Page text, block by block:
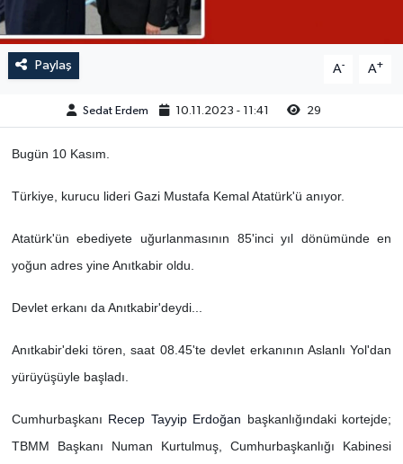
Paylaş A- A+
Sedat Erdem 10.11.2023 - 11:41 29
Bugün 10 Kasım.
Türkiye, kurucu lideri Gazi Mustafa Kemal Atatürk'ü anıyor.
Atatürk'ün ebediyete uğurlanmasının 85'inci yıl dönümünde en
yoğun adres yine Anıtkabir oldu.
Devlet erkanı da Anıtkabir'deydi...
Anıtkabir'deki tören, saat 08.45'te devlet erkanının Aslanlı Yol'dan
yürüyüşüyle başladı.
Cumhurbaşkanı Recep Tayyip Erdoğan başkanlığındaki kortejde;
TBMM Başkanı Numan Kurtulmuş, Cumhurbaşkanlığı Kabinesi